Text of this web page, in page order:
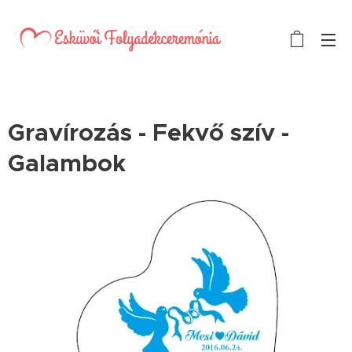
Gravírozás - Fekvő szív -
Galambok